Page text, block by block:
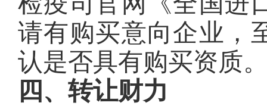
请有购买意向企业，
认是否具有购买资质
四、转让财力